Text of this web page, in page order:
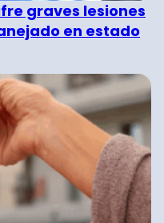
graves lesiones
en estado